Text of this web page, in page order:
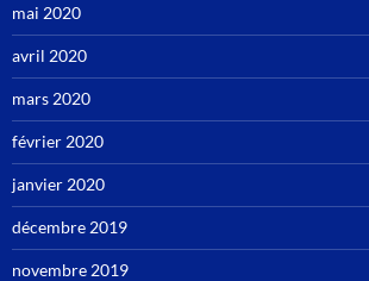
mai 2020
avril 2020
mars 2020
février 2020
janvier 2020
décembre 2019
novembre 2019